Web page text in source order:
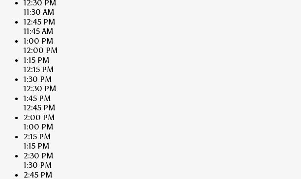
12:30 PM
11:30 AM
12:45 PM
11:45 AM
1:00 PM
12:00 PM
1:15 PM
12:15 PM
1:30 PM
12:30 PM
1:45 PM
12:45 PM
2:00 PM
1:00 PM
2:15 PM
1:15 PM
2:30 PM
1:30 PM
2:45 PM